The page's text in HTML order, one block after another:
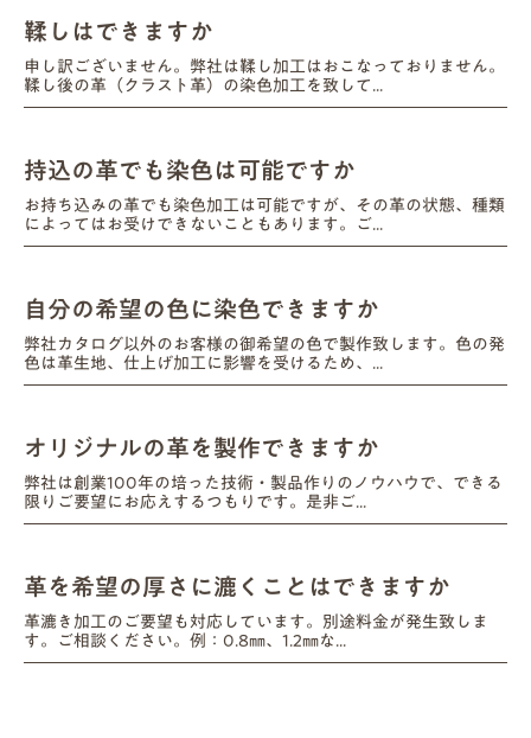
鞣しはできますか
申し訳ございません。弊社は鞣し加工はおこなっておりません。
鞣し後の革（クラスト革）の染色加工を致して...
持込の革でも染色は可能ですか
お持ち込みの革でも染色加工は可能ですが、その革の状態、種類
によってはお受けできないこともあります。ご...
自分の希望の色に染色できますか
弊社カタログ以外のお客様の御希望の色で製作致します。色の発
色は革生地、仕上げ加工に影響を受けるため、...
オリジナルの革を製作できますか
弊社は創業100年の培った技術・製品作りのノウハウで、できる
限りご要望にお応えするつもりです。是非ご...
革を希望の厚さに漉くことはできますか
革漉き加工のご要望も対応しています。別途料金が発生致しま
す。ご相談ください。例：0.8㎜、1.2㎜な...